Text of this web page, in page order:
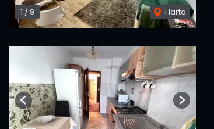
1 / 9 Harta
Previous Next